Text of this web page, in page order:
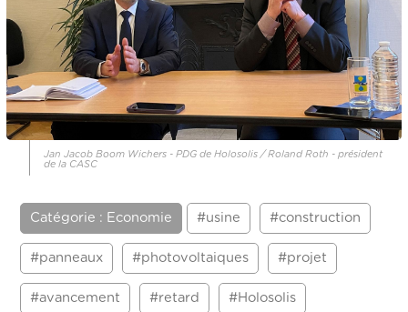
Jan Jacob Boom Wichers - PDG de Holosolis / Roland Roth - président
de la CASC
Catégorie : Economie #usine #construction
#panneaux #photovoltaiques #projet
#avancement #retard #Holosolis